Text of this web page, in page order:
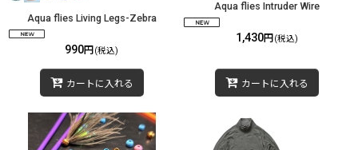
Aqua flies Living Legs-Zebra
990円 (税込)
カートに入れる
Aqua flies Intruder Wire
1,430円 (税込)
カートに入れる